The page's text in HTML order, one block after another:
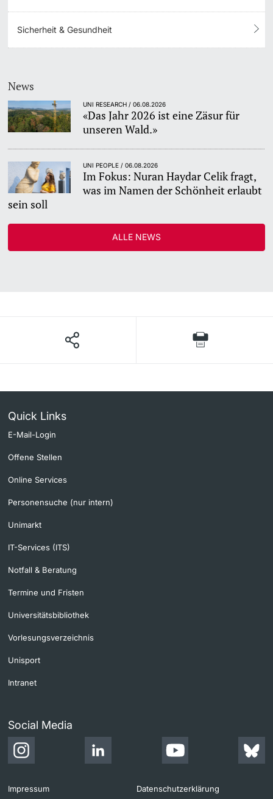
Sicherheit & Gesundheit
News
UNI RESEARCH / 06.08.2026
«Das Jahr 2026 ist eine Zäsur für
unseren Wald.»
UNI PEOPLE / 06.08.2026
Im Fokus: Nuran Haydar Celik fragt,
was im Namen der Schönheit erlaubt
sein soll
ALLE NEWS
Quick Links
E-Mail-Login
Offene Stellen
Online Services
Personensuche (nur intern)
Unimarkt
IT-Services (ITS)
Notfall & Beratung
Termine und Fristen
Universitätsbibliothek
Vorlesungsverzeichnis
Unisport
Intranet
Social Media
Impressum Datenschutzerklärung